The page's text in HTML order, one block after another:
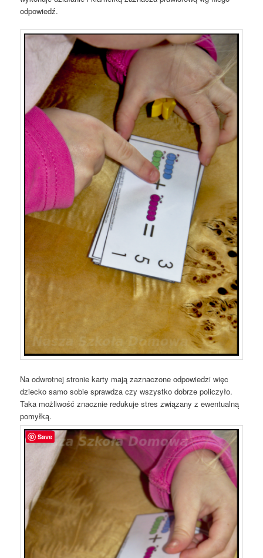
odpowiedź.
Na odwrotnej stronie karty mają zaznaczone odpowiedzi więc
dziecko samo sobie sprawdza czy wszystko dobrze policzyło.
Taka możliwość znacznie redukuje stres związany z ewentualną
pomyłką.
Save